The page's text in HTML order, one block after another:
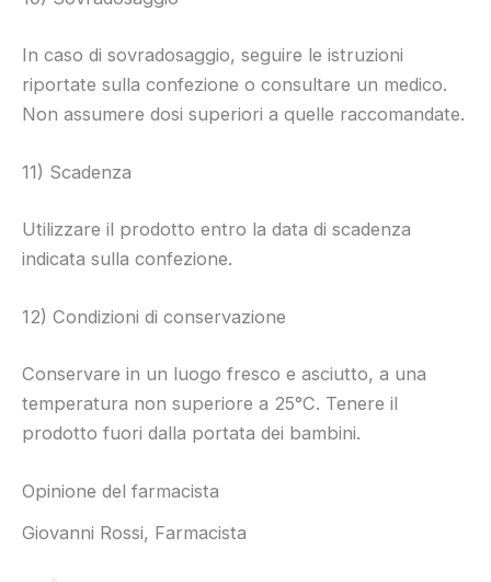
In caso di sovradosaggio, seguire le istruzioni
riportate sulla confezione o consultare un medico.
Non assumere dosi superiori a quelle raccomandate.
11) Scadenza
Utilizzare il prodotto entro la data di scadenza
indicata sulla confezione.
12) Condizioni di conservazione
Conservare in un luogo fresco e asciutto, a una
temperatura non superiore a 25°C. Tenere il
prodotto fuori dalla portata dei bambini.
Opinione del farmacista
Giovanni Rossi, Farmacista